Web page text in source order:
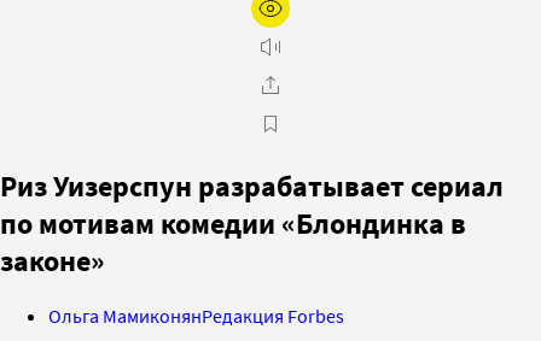
Риз Уизерспун разрабатывает сериал
по мотивам комедии «Блондинка в
законе»
Ольга МамиконянРедакция Forbes